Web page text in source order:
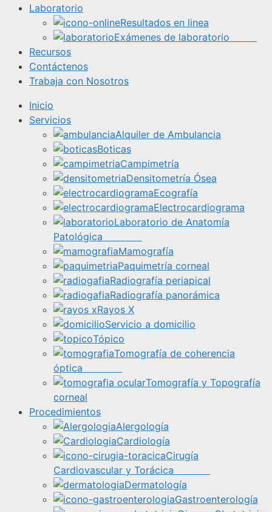
Laboratorio
Resultados en linea
Exámenes de laboratorio
Recursos
Contáctenos
Trabaja con Nosotros
Inicio
Servicios
Alquiler de Ambulancia
Boticas
Campimetría
Densitometría Ósea
Ecografía
Electrocardiograma
Laboratorio de Anatomía
Patológica
Mamografía
Paquimetría corneal
Radiografía periapical
Radiografía panorámica
Rayos X
Servicio a domicilio
Tópico
Tomografía de coherencia
óptica
Tomografía y Topografía
corneal
Procedimientos
Alergología
Cardiología
Cirugía
Cardiovascular y Torácica
Dermatología
Gastroenterología